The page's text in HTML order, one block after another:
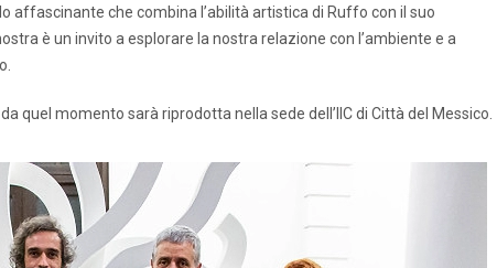
affascinante che combina l’abilità artistica di Ruffo con il suo
è un invito a esplorare la nostra relazione con l’ambiente e a
quel momento sarà riprodotta nella sede dell’IIC di Città del Messico.